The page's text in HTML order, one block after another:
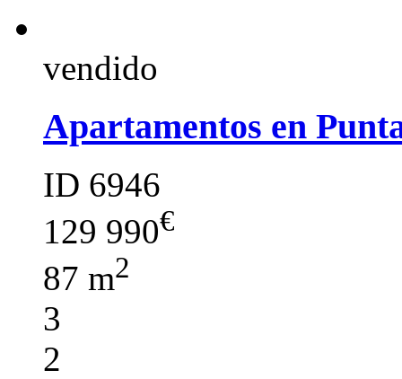
vendido
Apartamentos en
ID 6946
129 990€
87 m2
3
2